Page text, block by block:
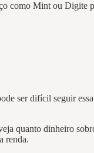
como Mint ou Digite
ser difícil seguir
quanto dinheiro
renda.